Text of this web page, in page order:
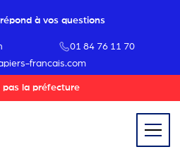
à vos questions
01 84 76 11 70
francais.com
la préfecture